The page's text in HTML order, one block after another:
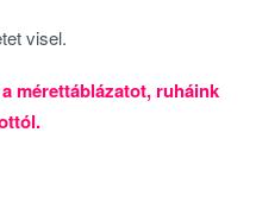
visel.
mérettáblázatot, ruháink